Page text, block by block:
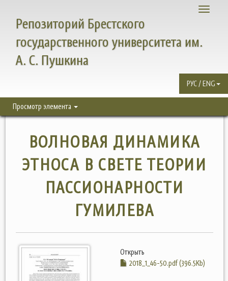
Toggle
Репозиторий Брестского
государственного университета им.
А. С. Пушкина
РУС / ENG
Просмотр элемента
ВОЛНОВАЯ ДИНАМИКА
ЭТНОСА В СВЕТЕ ТЕОРИИ
ПАССИОНАРНОСТИ
ГУМИЛЕВА
Открыть
2018_1_46-50.pdf (396.5Kb)